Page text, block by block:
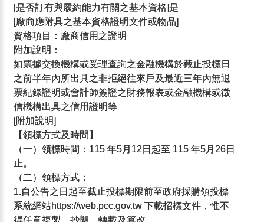
[是否訂有與履約能力有關之基本資格]是
[廠商應附具之基本資格證明文件或物品]
資格項目：廠商信用之證明
附加說明：
如票據交換機構或受理查詢之金融機構於截止投標日
之前半年內所出具之非拒絕往來戶及最近三年內無退
票紀錄證明或會計師簽證之財務報表或金融機構或徵
信機構出具之信用證明等
[附加說明]
【領標方式及時間】
（一）領標時間：115 年5月12日起至 115 年5月26日
止。
（二）領標方式：
1.自公告之日起至截止投標期限前至政府採購領投標
系統網站https://web.pcc.gov.tw 下載招標文件，惟不
得任意複製、抄襲、轉載及篡改。